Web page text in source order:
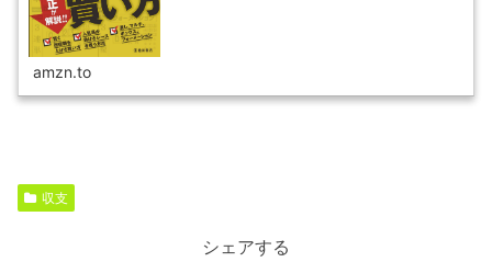
amzn.to
収支
シェアする